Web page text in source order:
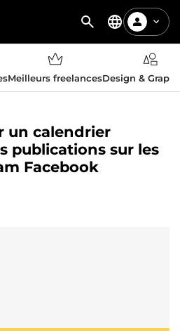
Meilleurs freelancesDesign &
un calendrier
publications sur les
Facebook